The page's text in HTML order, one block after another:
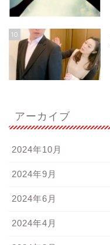
10
アーカイブ
2024年10月
2024年9月
2024年6月
2024年4月